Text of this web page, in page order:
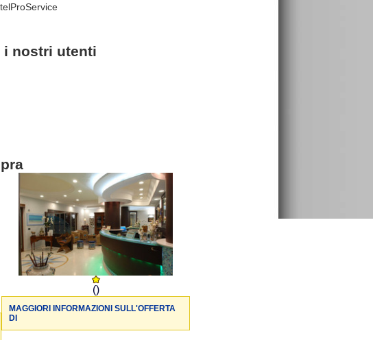
i nostri utenti
()
MAGGIORI INFORMAZIONI SULL'OFFERTA
DI